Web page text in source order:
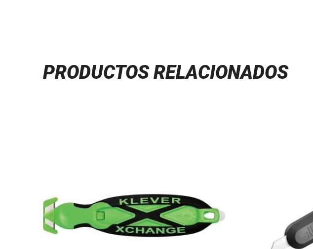
PRODUCTOS RELACIONADOS